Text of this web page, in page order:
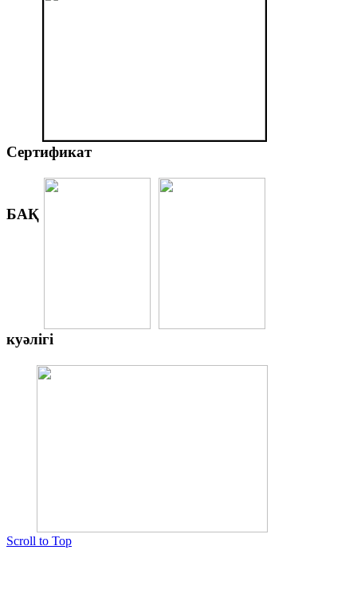
Сертификат
БАҚ
куәлігі
Scroll to Top